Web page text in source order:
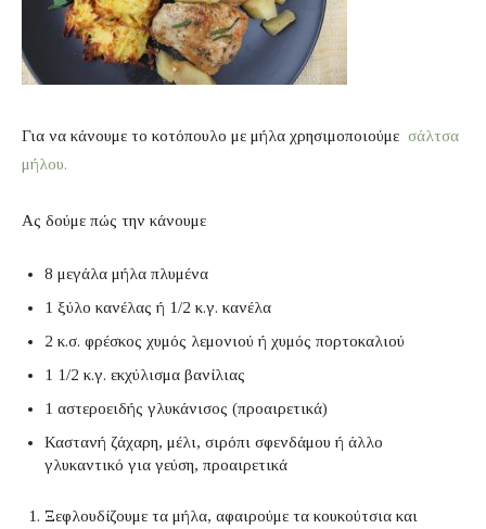
Για να κάνουμε το κοτόπουλο με μήλα χρησιμοποιούμε σάλτσα
μήλου.
Ας δούμε πώς την κάνουμε
8 μεγάλα μήλα πλυμένα
1 ξύλο κανέλας ή 1/2 κ.γ. κανέλα
2 κ.σ. φρέσκος χυμός λεμονιού ή χυμός πορτοκαλιού
1 1/2 κ.γ. εκχύλισμα βανίλιας
1 αστεροειδής γλυκάνισος (προαιρετικά)
Καστανή ζάχαρη, μέλι, σιρόπι σφενδάμου ή άλλο
γλυκαντικό για γεύση, προαιρετικά
Ξεφλουδίζουμε τα μήλα, αφαιρούμε τα κουκούτσια και